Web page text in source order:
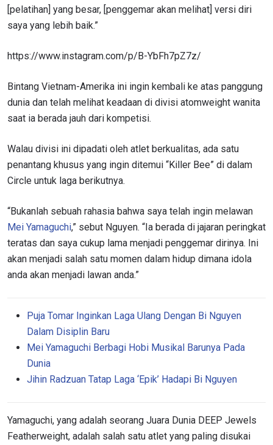
[pelatihan] yang besar, [penggemar akan melihat] versi diri
saya yang lebih baik.”
https://www.instagram.com/p/B-YbFh7pZ7z/
Bintang Vietnam-Amerika ini ingin kembali ke atas panggung
dunia dan telah melihat keadaan di divisi atomweight wanita
saat ia berada jauh dari kompetisi.
Walau divisi ini dipadati oleh atlet berkualitas, ada satu
penantang khusus yang ingin ditemui “Killer Bee” di dalam
Circle untuk laga berikutnya.
“Bukanlah sebuah rahasia bahwa saya telah ingin melawan
Mei Yamaguchi,” sebut Nguyen. “Ia berada di jajaran peringkat
teratas dan saya cukup lama menjadi penggemar dirinya. Ini
akan menjadi salah satu momen dalam hidup dimana idola
anda akan menjadi lawan anda.”
Puja Tomar Inginkan Laga Ulang Dengan Bi Nguyen
Dalam Disiplin Baru
Mei Yamaguchi Berbagi Hobi Musikal Barunya Pada
Dunia
Jihin Radzuan Tatap Laga ‘Epik’ Hadapi Bi Nguyen
Yamaguchi, yang adalah seorang Juara Dunia DEEP Jewels
Featherweight, adalah salah satu atlet yang paling disukai